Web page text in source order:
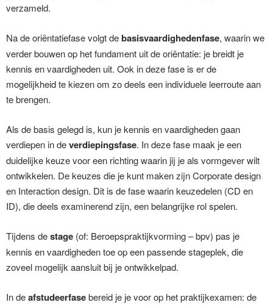
verzameld.
Na de oriëntatiefase volgt debasisvaardighedenfase, waarin we
verder bouwen op het fundament uit de oriëntatie: je breidt je
kennis en vaardigheden uit. Ook in deze fase is er de
mogelijkheid te kiezen om zo deels een individuele leerroute aan
te brengen.
Als de basis gelegd is, kun je kennis en vaardigheden gaan
verdiepen in deverdiepingsfase. In deze fase maak je een
duidelijke keuze voor een richting waarin jij je als vormgever wilt
ontwikkelen. De keuzes die je kunt maken zijn Corporate design
en Interaction design. Dit is de fase waarin keuzedelen (CD en
ID), die deels examinerend zijn, een belangrijke rol spelen.
Tijdens destage (of: Beroepspraktijkvorming – bpv) pas je
kennis en vaardigheden toe op een passende stageplek, die
zoveel mogelijk aansluit bij je ontwikkelpad.
In deafstudeerfasebereid je je voor op het praktijkexamen: de